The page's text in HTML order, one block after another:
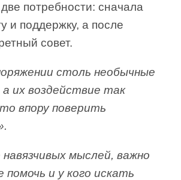
потребности: сначала
и поддержку, а после
совет.
столь необычные
их воздействие так
впору поверить
мыслей, важно
помочь и у кого искать